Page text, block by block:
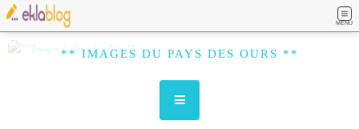
MENU
** IMAGES DU PAYS DES OURS **